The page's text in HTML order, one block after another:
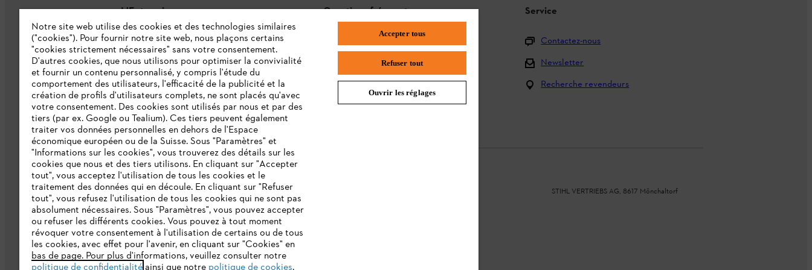
L'Entreprise
À propos de nous
Catalogue
Informations aux fournisseurs
Système d'alerte STIHL
Questions fréquentes
Batteries et Matériel Électrique
Notices d'emploi
Service
Contactez-nous
Newsletter
Recherche revendeurs
Politique de protection des données Mentions légales
STIHL VERTRIEBS AG, 8617 Mönchaltorf
Notre site web utilise des cookies et des technologies similaires
("cookies"). Pour fournir notre site web, nous plaçons certains
"cookies strictement nécessaires" sans votre consentement.
D'autres cookies, que nous utilisons pour optimiser la convivialité
et fournir un contenu personnalisé, y compris l'étude du
comportement des utilisateurs, l'efficacité de la publicité et la
création de profils d'utilisateurs complets, ne sont placés qu'avec
votre consentement. Des cookies sont utilisés par nous et par des
tiers (par ex. Google ou Tealium). Ces tiers peuvent également
traiter vos données personnelles en dehors de l'Espace
économique européen ou de la Suisse. Sous "Paramètres" et
"Informations sur les cookies", vous trouverez des détails sur les
cookies que nous et des tiers utilisons. En cliquant sur "Accepter
tout", vous acceptez l'utilisation de tous les cookies et le
traitement des données qui en découle. En cliquant sur "Refuser
tout", vous refusez l'utilisation de tous les cookies qui ne sont pas
absolument nécessaires. Sous "Paramètres", vous pouvez accepter
ou refuser les différents cookies. Vous pouvez à tout moment
révoquer votre consentement à l'utilisation de certains ou de tous
les cookies, avec effet pour l'avenir, en cliquant sur "Cookies" en
bas de page. Pour plus d'informations, veuillez consulter notre
Accepter tous
Refuser tout
Ouvrir les réglages